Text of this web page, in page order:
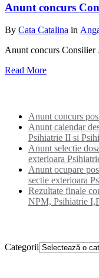
Anunt concurs
By Cata Catalina in
Anunt concurs Consilier
Read More
Anunt concurs
Anunt calendar
Psihiatrie II si
Anunt selectie
exterioara
Anunt ocupare
sectie exterioara
Rezultate finale
NPM, Psihiatrie
Categorii